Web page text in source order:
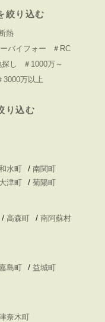
絞り込む
熱
バイフォー
＃RC
探し
＃1000万～
3000万以上
り込む
水町 / 南関町
大津町 / 菊陽町
/ 高森町 / 南阿蘇村
島町 / 益城町
奈木町